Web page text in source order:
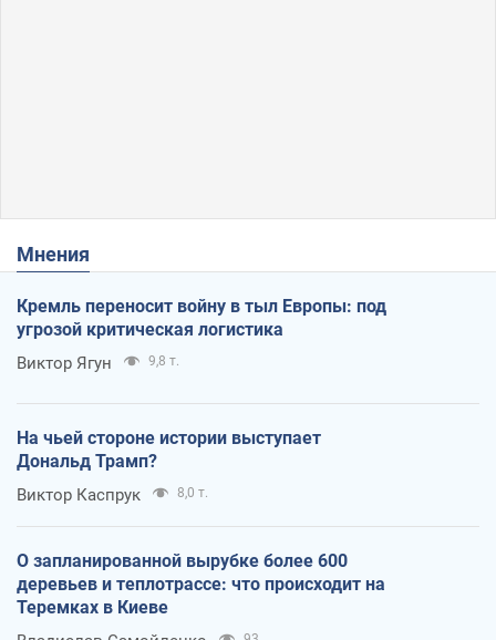
Мнения
Кремль переносит войну в тыл Европы: под
угрозой критическая логистика
Виктор Ягун 9,8 т.
На чьей стороне истории выступает
Дональд Трамп?
Виктор Каспрук 8,0 т.
О запланированной вырубке более 600
деревьев и теплотрассе: что происходит на
Теремках в Киеве